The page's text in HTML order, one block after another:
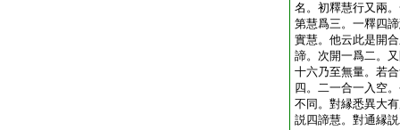
名。初釋慧行又兩
第慧爲三。一釋四
實慧。他云此是開
諦。次開一爲二。
十六乃至無量。若
四。二一合一入空
不同。對縁悉異大
説四諦慧。對通縁